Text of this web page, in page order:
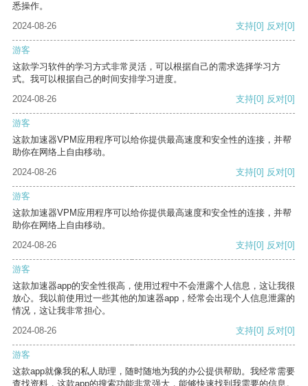
悉操作。
2024-08-26
支持[0] 反对[0]
游客
这款学习软件的学习方式非常灵活，可以根据自己的需求选择学习方
式。我可以根据自己的时间安排学习进度。
2024-08-26
支持[0] 反对[0]
游客
这款加速器VPM应用程序可以给你提供最高速度和安全性的连接，并帮
助你在网络上自由移动。
2024-08-26
支持[0] 反对[0]
游客
这款加速器VPM应用程序可以给你提供最高速度和安全性的连接，并帮
助你在网络上自由移动。
2024-08-26
支持[0] 反对[0]
游客
这款加速器app的安全性很高，使用过程中不会泄露个人信息，这让我很
放心。我以前使用过一些其他的加速器app，经常会出现个人信息泄露的
情况，这让我非常担心。
2024-08-26
支持[0] 反对[0]
游客
这款app就像我的私人助理，随时随地为我的办公提供帮助。我经常需要
查找资料，这款app的搜索功能非常强大，能够快速找到我需要的信息。